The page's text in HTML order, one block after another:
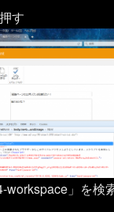
す
workspace」を検